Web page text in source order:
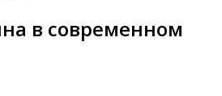
в современном